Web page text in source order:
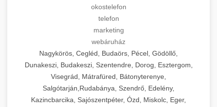
okostelefon
telefon
marketing
webáruház
Nagykörös, Cegléd, Budaörs, Pécel, Gödöllő,
Dunakeszi, Budakeszi, Szentendre, Dorog, Esztergom,
Visegrád, Mátrafüred, Bátonyterenye,
Salgótarján,Rudabánya, Szendrő, Edelény,
Kazincbarcika, Sajószentpéter, Ózd, Miskolc, Eger,